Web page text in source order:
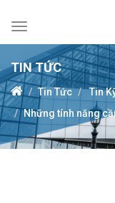
Toggle
navigation
TIN TỨC
Tin Tức
Tin
Những tính năng